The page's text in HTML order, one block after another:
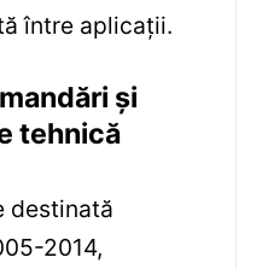
între aplicații.
și
tehnică
destinată
2014,